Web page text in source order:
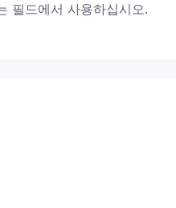
필드에서 사용하십시오.